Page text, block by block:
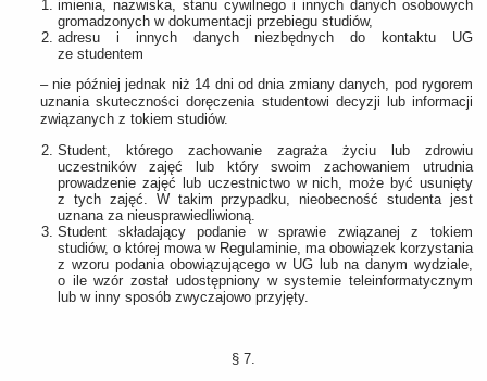
imienia, nazwiska, stanu cywilnego i innych danych osobowych
gromadzonych w dokumentacji przebiegu studiów,
adresu i innych danych niezbędnych do kontaktu UG
ze studentem
– nie później jednak niż 14 dni od dnia zmiany danych, pod rygorem
uznania skuteczności doręczenia studentowi decyzji lub informacji
związanych z tokiem studiów.
Student, którego zachowanie zagraża życiu lub zdrowiu
uczestników zajęć lub który swoim zachowaniem utrudnia
prowadzenie zajęć lub uczestnictwo w nich, może być usunięty
z tych zajęć. W takim przypadku, nieobecność studenta jest
uznana za nieusprawiedliwioną.
Student składający podanie w sprawie związanej z tokiem
studiów, o której mowa w Regulaminie, ma obowiązek korzystania
z wzoru podania obowiązującego w UG lub na danym wydziale,
o ile wzór został udostępniony w systemie teleinformatycznym
lub w inny sposób zwyczajowo przyjęty.
§ 7.